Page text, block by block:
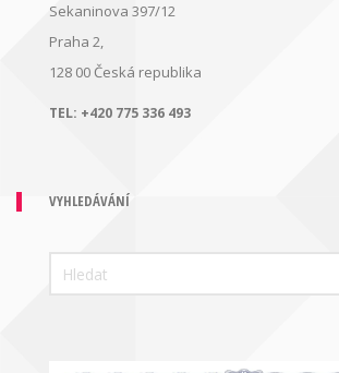
Sekaninova 397/12
Praha 2,
128 00 Česká republika
TEL: +420 775 336 493
VYHLEDÁVÁNÍ